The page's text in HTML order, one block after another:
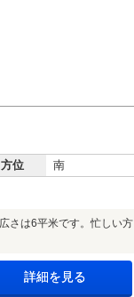
方位 南
さは6平米です。忙しい方
詳細を見る